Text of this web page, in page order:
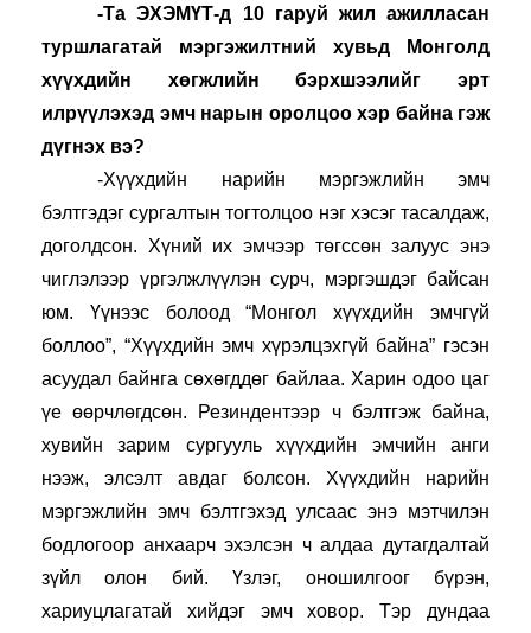
-Та ЭХЭМҮТ-д 10 гаруй жил ажилласан
туршлагатай мэргэжилтний хувьд Монголд
хүүхдийн хөгжлийн бэрхшээлийг эрт
илрүүлэхэд эмч нарын оролцоо хэр байна гэж
дүгнэх вэ?
-Хүүхдийн нарийн мэргэжлийн эмч
бэлтгэдэг сургалтын тогтолцоо нэг хэсэг тасалдаж,
доголдсон. Хүний их эмчээр төгссөн залуус энэ
чиглэлээр үргэлжлүүлэн сурч, мэргэшдэг байсан
юм. Үүнээс болоод “Монгол хүүхдийн эмчгүй
боллоо”, “Хүүхдийн эмч хүрэлцэхгүй байна” гэсэн
асуудал байнга сөхөгддөг байлаа. Харин одоо цаг
үе өөрчлөгдсөн. Резиндентээр ч бэлтгэж байна,
хувийн зарим сургууль хүүхдийн эмчийн анги
нээж, элсэлт авдаг болсон. Хүүхдийн нарийн
мэргэжлийн эмч бэлтгэхэд улсаас энэ мэтчилэн
бодлогоор анхаарч эхэлсэн ч алдаа дутагдалтай
зүйл олон бий. Үзлэг, оношилгоог бүрэн,
хариуцлагатай хийдэг эмч ховор. Тэр дундаа